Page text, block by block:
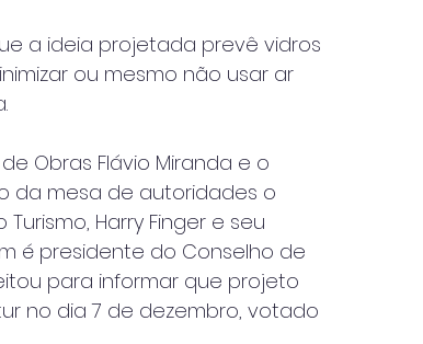
a ideia projetada prevê vidros
ou mesmo não usar ar
Obras Flávio Miranda e o
da mesa de autoridades o
Harry Finger e seu
é presidente do Conselho de
para informar que projeto
no dia 7 de dezembro, votado